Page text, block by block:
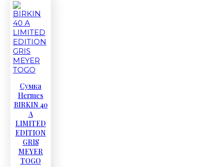
Сумка
Hermes
BIRKIN 40
A
LIMITED
EDITION
GRIS
MEYER
TOGO